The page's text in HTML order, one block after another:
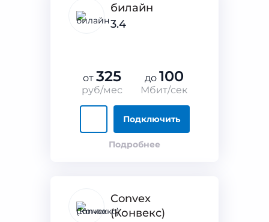
билайн
3.4
от 325
руб/мес
до 100
Мбит/сек
Подключить
Подробнее
Convex
(Конвекс)